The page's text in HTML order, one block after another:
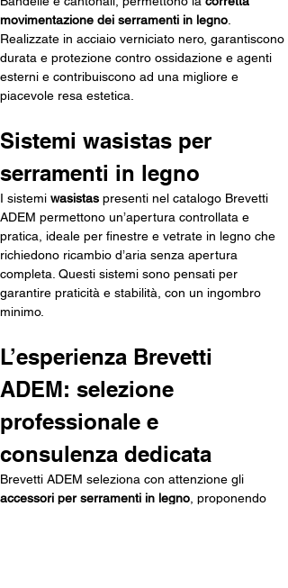
movimentazione dei serramenti in legno
Realizzate in acciaio verniciato nero, garantiscono
durata e protezione contro ossidazione e agenti
esterni e contribuiscono ad una migliore e
piacevole resa estetica.
Sistemi wasistas per
serramenti in legno
I sistemi wasistas presenti nel catalogo Brevetti
ADEM permettono un’apertura controllata e
pratica, ideale per finestre e vetrate in legno che
richiedono ricambio d’aria senza apertura
completa. Questi sistemi sono pensati per
garantire praticità e stabilità, con un ingombro
minimo.
L’esperienza Brevetti
ADEM: selezione
professionale e
consulenza dedicata
Brevetti ADEM seleziona con attenzione gli
accessori per serramenti in legno , proponendo